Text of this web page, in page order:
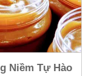
Niềm Tự Hào